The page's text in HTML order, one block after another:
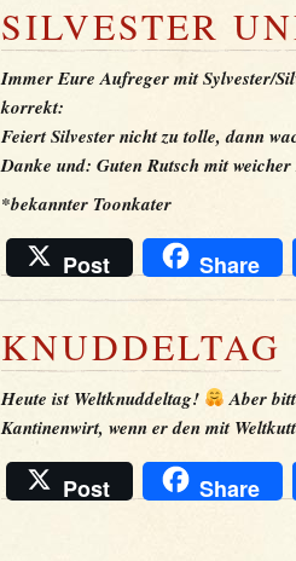
SILVESTER
Immer Eure Aufreger mit Sylvester/
korrekt:
Feiert Silvester nicht zu tolle, dann
Danke und: Guten Rutsch mit
*bekannter Toonkater
Post Share
KNUDDELTAG
Heute ist Weltknuddeltag!
Aber
Kantinenwirt, wenn er den mit
Post Share